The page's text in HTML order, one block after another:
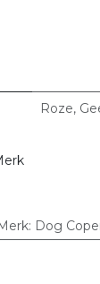
Roze,
: Dog